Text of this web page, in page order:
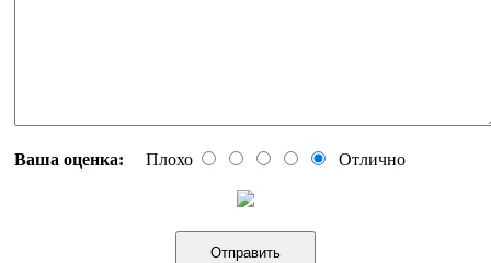
Ваша оценка: Плохо Отлично
Отправить